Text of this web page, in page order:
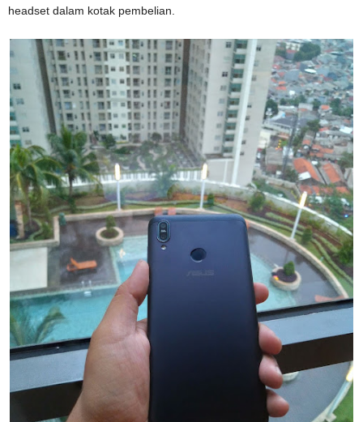
headset dalam kotak pembelian.